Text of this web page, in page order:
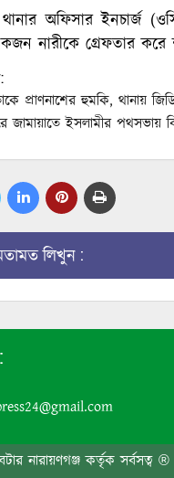
থানার অফিসার
নারীকে গ্রেফতার করে
প্রাণনাশের হুমকি, থানায়
জামায়াতে ইসলামীর
লিখুন :
নারায়ণগঞ্জ কর্তৃক সর্বসত্ব ®